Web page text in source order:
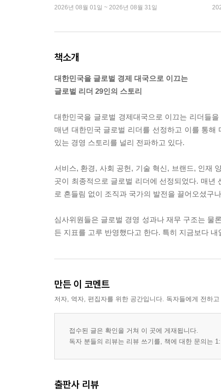
2026년 08월 01일 ~ 2026년 08월 31일
책소개
대한민국을 글로벌 경제 대국으로 이끄는
글로벌 리더 29인의 스토리
대한민국을 글로벌 경제대국으로 이끄는 리더들
매년 대한민국 글로벌 리더를 선정하고 이를 통
있는 경영 스토리를 널리 전파하고 있다.
서비스, 환경, 사회 공헌, 기술 혁신, 브랜드, 인재
곳이 최종적으로 글로벌 리더에 선정되었다. 매
로 흔들림 없이 조직과 국가의 발전을 끌어오셨구
심사위원들은 글로벌 경영 성과나 재무 구조는 물
든 지표를 고루 반영했다고 한다. 특히 지금보다
만든 이 코멘트
저자, 역자, 편집자를 위한 공간입니다. 독자들에게 전하
접수된 글은 확인을 거쳐 이 곳에 게재됩니다.
독자 분들의 리뷰는 리뷰 쓰기를, 책에 대한 문의는
출판사 리뷰